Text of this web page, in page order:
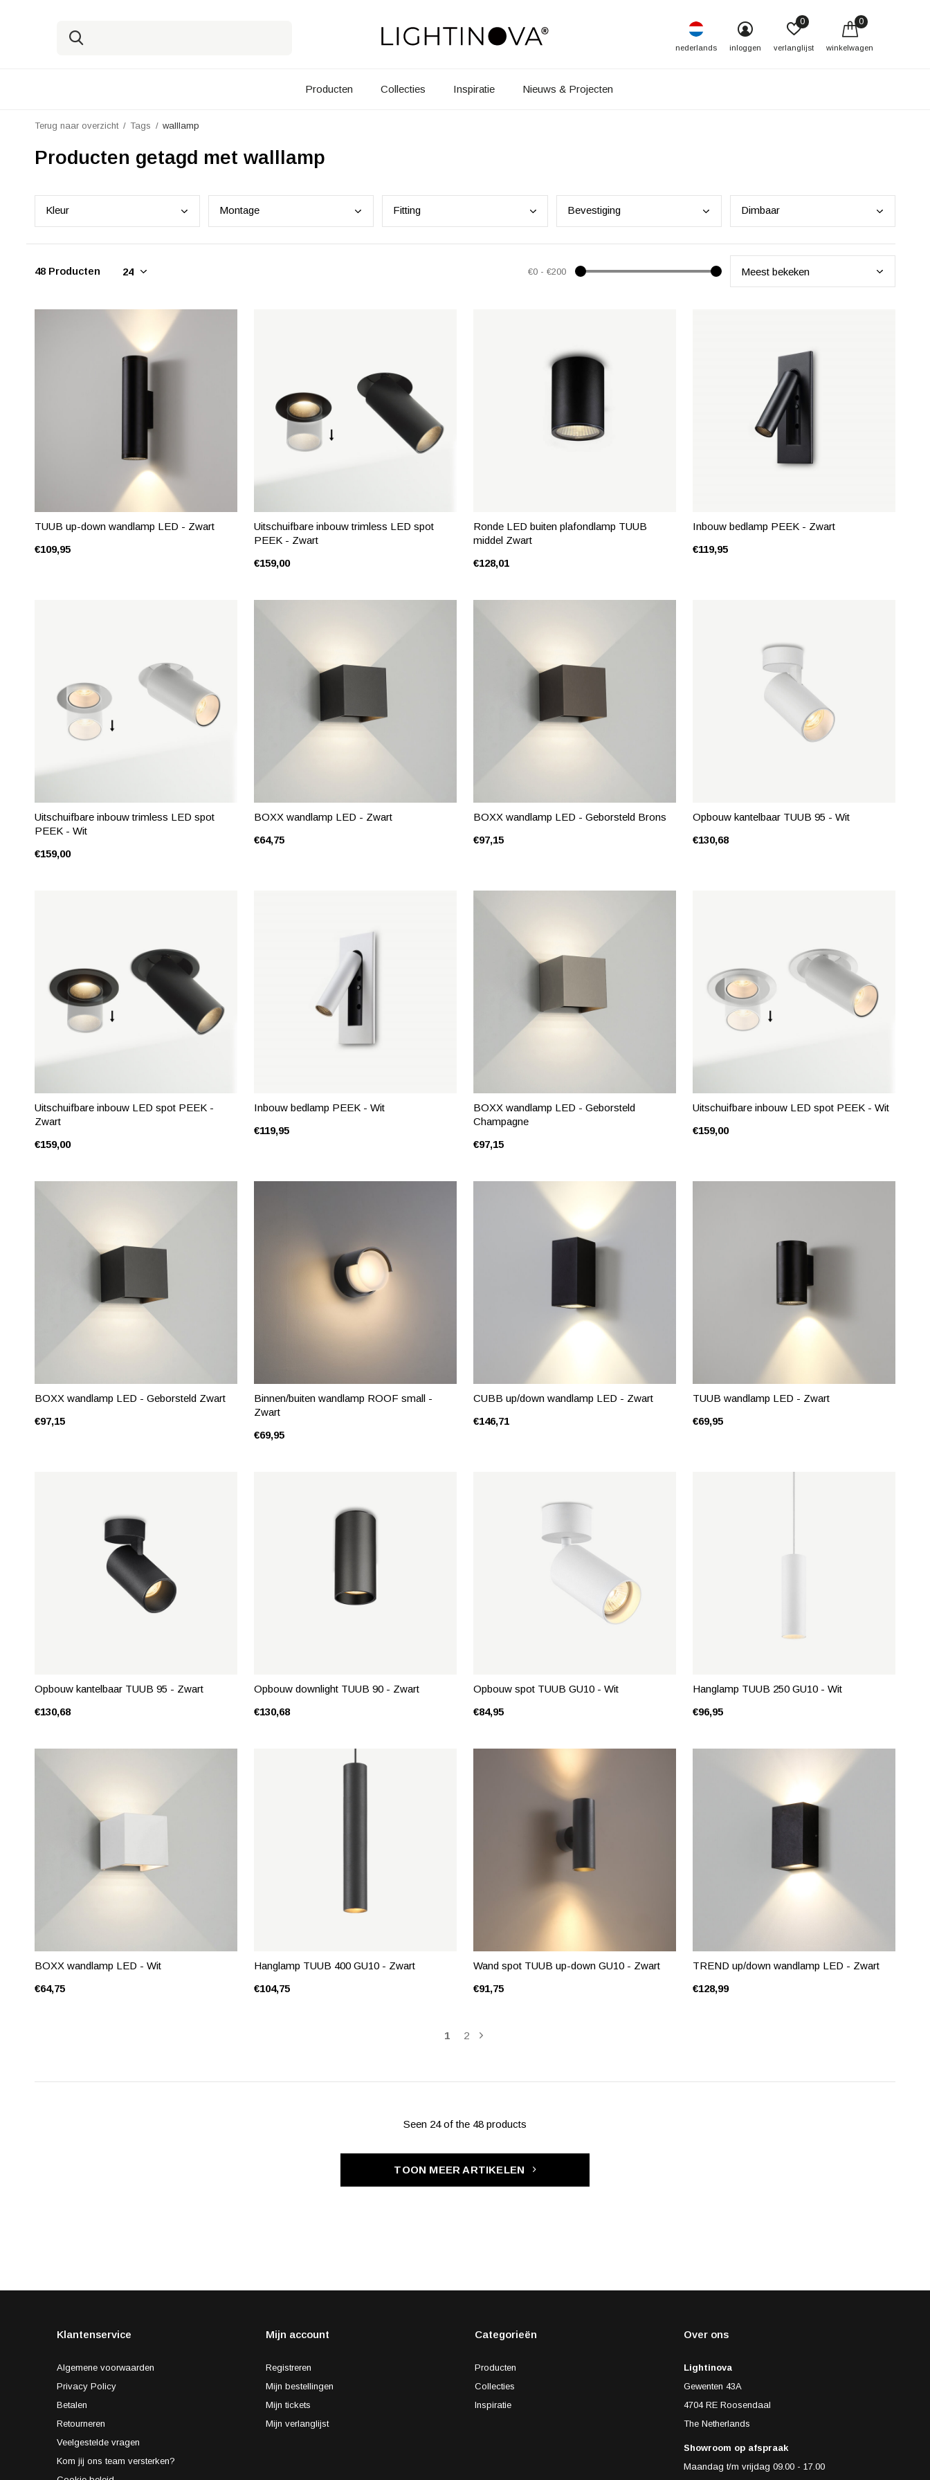
Producten Collecties Inspiratie Nieuws & Projecten
nederlands inloggen verlanglijst
0
winkelwagen
0
Terug naar overzicht Tags walllamp
Producten getagd met walllamp
Kleur Montage Fitting Bevestiging Dimbaar
48 Producten €0- €200
TUUB up-down wandlamp LED - Zwart
€109,95
Uitschuifbare inbouw trimless LED spot
PEEK - Zwart
€159,00
Ronde LED buiten plafondlamp TUUB
middel Zwart
€128,01
Inbouw bedlamp PEEK - Zwart
€119,95
Uitschuifbare inbouw trimless LED spot
PEEK - Wit
€159,00
BOXX wandlamp LED - Zwart
€64,75
BOXX wandlamp LED - Geborsteld Brons
€97,15
Opbouw kantelbaar TUUB 95 - Wit
€130,68
Uitschuifbare inbouw LED spot PEEK -
Zwart
€159,00
Inbouw bedlamp PEEK - Wit
€119,95
BOXX wandlamp LED - Geborsteld
Champagne
€97,15
Uitschuifbare inbouw LED spot PEEK - Wit
€159,00
BOXX wandlamp LED - Geborsteld Zwart
€97,15
Binnen/buiten wandlamp ROOF small -
Zwart
€69,95
CUBB up/down wandlamp LED - Zwart
€146,71
TUUB wandlamp LED - Zwart
€69,95
Opbouw kantelbaar TUUB 95 - Zwart
€130,68
Opbouw downlight TUUB 90 - Zwart
€130,68
Opbouw spot TUUB GU10 - Wit
€84,95
Hanglamp TUUB 250 GU10 - Wit
€96,95
BOXX wandlamp LED - Wit
€64,75
Hanglamp TUUB 400 GU10 - Zwart
€104,75
Wand spot TUUB up-down GU10 - Zwart
€91,75
TREND up/down wandlamp LED - Zwart
€128,99
1 2
Seen 24 of the 48 products
TOON MEER ARTIKELEN
Klantenservice
Algemene voorwaarden
Privacy Policy
Betalen
Retourneren
Veelgestelde vragen
Kom jij ons team versterken?
Mijn account
Registreren
Mijn bestellingen
Mijn tickets
Mijn verlanglijst
Categorieën
Producten
Collecties
Inspiratie
Over ons
Lightinova
Gewenten 43A
4704 RE Roosendaal
The Netherlands
Showroom op afspraak
Maandag t/m vrijdag 09.00 - 17.00